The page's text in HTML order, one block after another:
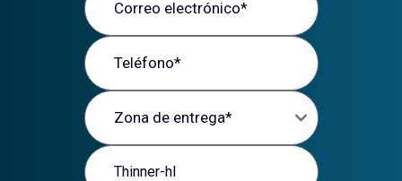
Teléfono
Zona de entrega
Producto de interés